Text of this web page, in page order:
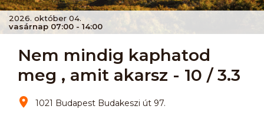
2026. október 04.
vasárnap 07:00 - 14:00
Nem mindig kaphatod
meg , amit akarsz - 10 / 3.3
1021 Budapest Budakeszi út 97.